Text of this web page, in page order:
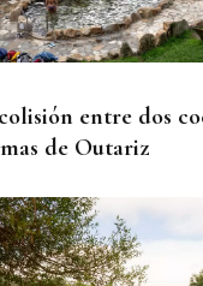
entre dos
de Outariz